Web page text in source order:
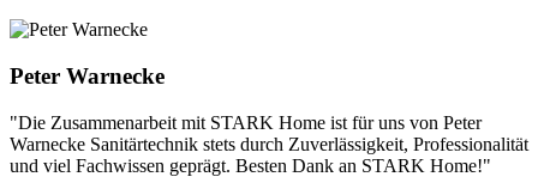
Peter Warnecke
"Die Zusammenarbeit mit STARK Home ist für uns von Peter
Warnecke Sanitärtechnik stets durch Zuverlässigkeit, Professionalität
und viel Fachwissen geprägt. Besten Dank an STARK Home!"